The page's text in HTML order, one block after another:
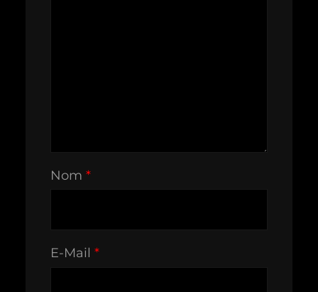
Nom *
E-Mail *